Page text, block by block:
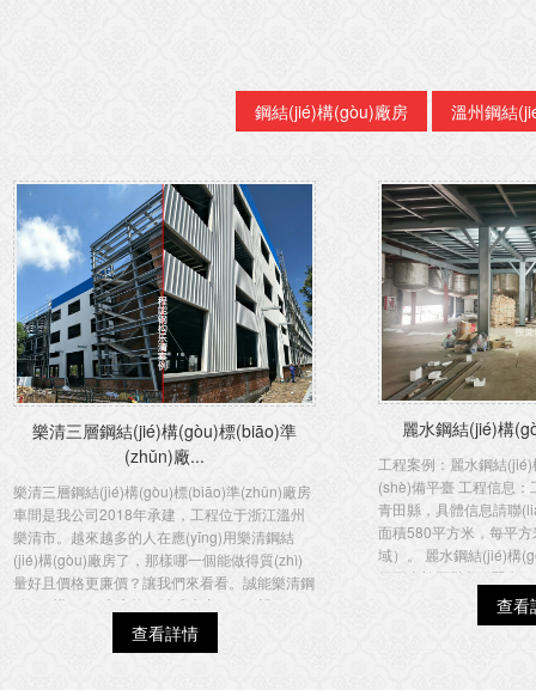
鋼結(jié)構(gòu)廠房 溫州鋼結
樂清三層鋼結(jié)構(gòu)標(biāo)準
(zhǔn)廠...
樂清三層鋼結(jié)構(gòu)標(biāo)準(zhǔn)廠房
車間是我公司2018年承建，工程位于浙江溫州
樂清市。越來越多的人在應(yīng)用樂清鋼結
(jié)構(gòu)廠房了，那樣哪一個能做得質(zhì)
量好且價格更廉價？讓我們來看看。誠能樂清鋼
結(jié)構(gòu)廠房的一站式生產(chǎn)設(shè)
施和專業(yè)的生產(chǎn)技...
查看詳情
麗水鋼結(jié)構
工程案例：麗水鋼結
(shè)備平臺 工程信息
青田縣，具體信息請
面積580平方米，每平
域）。 麗水鋼結(jié)構
備平臺施工階段1 麗水
查看